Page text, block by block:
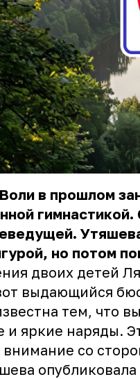
в прошлом
гимнастикой.
но потом
двоих детей
выдающийся
тем, что
и яркие наряды.
со